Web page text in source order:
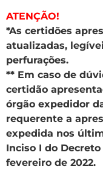
ATENÇÃO!
*As certidões
atualizadas,
perfurações.
** Em caso de
certidão
órgão expedidor
requerente a
expedida nos
Inciso I do Decreto
fevereiro de 2022.